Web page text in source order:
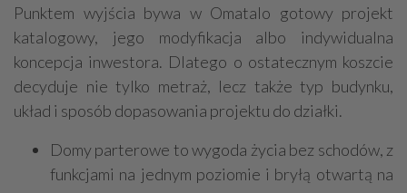
Punktem wyjścia bywa w Omatalo gotowy projekt
katalogowy, jego modyfikacja albo indywidualna
koncepcja inwestora. Dlatego o ostatecznym koszcie
decyduje nie tylko metraż, lecz także typ budynku,
układ i sposób dopasowania projektu do działki.
Domy parterowe to wygoda życia bez schodów, z
funkcjami na jednym poziomie i bryłą otwartą na